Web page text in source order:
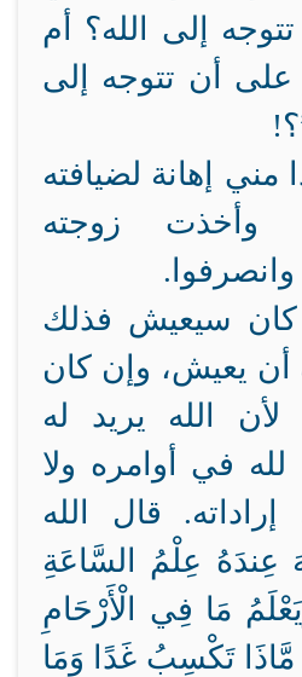
إلى الله؟ أم
على أن تتوجه إلى
إهانة لضيافته
وأخذت زوجته
وانصرفوا.
كان سيعيش فذلك
أن يعيش، وإن كان
الله يريد له
في أوامره ولا
قال الله
عِندَهُ عِلْمُ السَّاعَةِ
مَا فِي الْأَرْحَامِ
تَكْسِبُ غَدًا وَمَا